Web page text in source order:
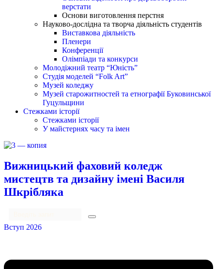
верстати
Основи виготовлення перстня
Науково-дослідна та творча діяльність студентів
Виставкова діяльність
Пленери
Конференції
Олімпіади та конкурси
Молодіжний театр “Юність”
Студія моделей “Folk Art”
Музей коледжу
Музей старожитностей та етнографії Буковинської
Гуцульщини
Стежками історії
Стежками історії
У майстернях часу та імен
Вижницький фаховий коледж
мистецтв та дизайну імені Василя
Шкрібляка
Вступ 2026